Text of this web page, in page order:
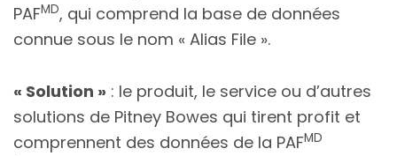
PAFMD, qui comprend la base de données
connue sous le nom « Alias File ».
« Solution » : le produit, le service ou d’autres
solutions de Pitney Bowes qui tirent profit et
comprennent des données de la PAFMD